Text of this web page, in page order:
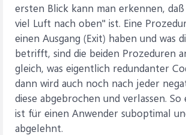
ersten Blick kann man erkennen,
viel Luft nach oben" ist. Eine
einen Ausgang (Exit) haben und was
betrifft, sind die beiden Prozeduren
gleich, was eigentlich redundanter
dann wird auch noch nach jeder
diese abgebrochen und verlassen. So
ist für einen Anwender suboptimal
abgelehnt.